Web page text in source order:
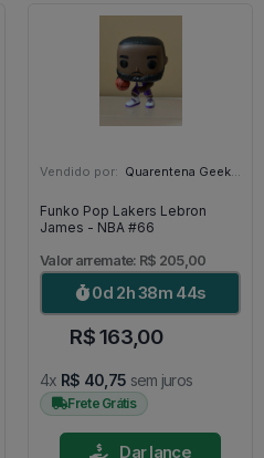
Vendido por: Quarentena Geek Store - SP
Funko Pop Lakers Lebron
James - NBA #66
Valor arremate: R$ 205,00
0d 2h 38m 42s
R$ 163,00
4x R$ 40,75 sem juros
Frete Grátis
Dar lance